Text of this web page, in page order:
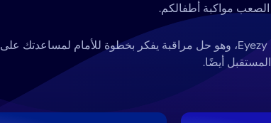
مواكبة أطفالكم.
ولهذا السبب قمنا بإنشاء Eyezy، وهو حل مراقبة يفكر بخطوة للأمام لمساعدتك على
أيضًا.